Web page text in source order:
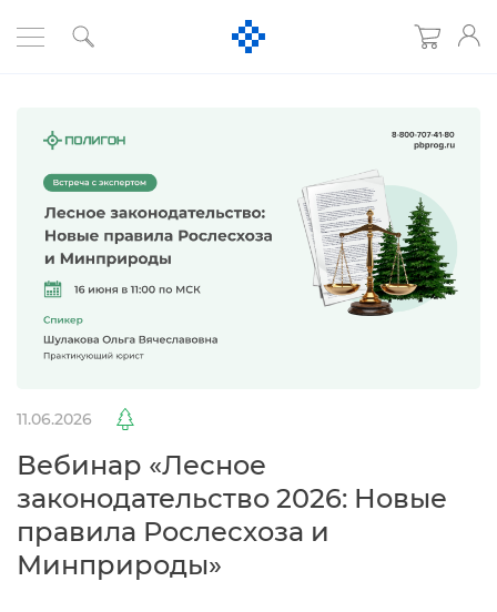
11.06.2026
ебинар «Лесное
законодательство 2026: Новые
правила Рослесхоза и
Минприроды»